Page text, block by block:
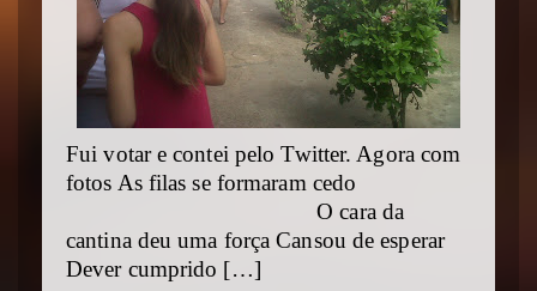
Fui votar e contei pelo Twitter. Agora com
fotos As filas se formaram cedo
O cara da
cantina deu uma força Cansou de esperar
Dever cumprido […]